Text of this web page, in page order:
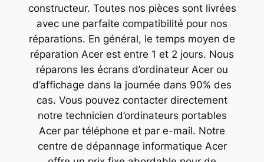
constructeur. Toutes nos pièces sont livrées
avec une parfaite compatibilité pour nos
réparations. En général, le temps moyen de
réparation Acer est entre 1 et 2 jours. Nous
réparons les écrans d’ordinateur Acer ou
d’affichage dans la journée dans 90% des
cas. Vous pouvez contacter directement
notre technicien d’ordinateurs portables
Acer par téléphone et par e-mail. Notre
centre de dépannage informatique Acer